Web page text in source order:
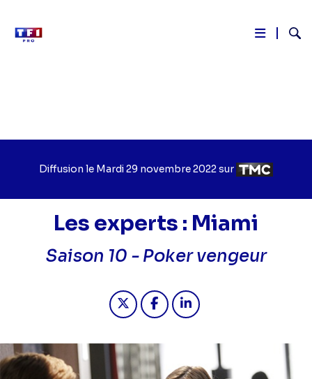
Diffusion le Jour
diffusion
Mardi 29 novembre 2022sur Chaîne
diffusion
Les experts : Miami
Saison 10 -Poker vengeur
Partager "2022-11-29 17:30 - Les
Partager "2022-11-29 17:30